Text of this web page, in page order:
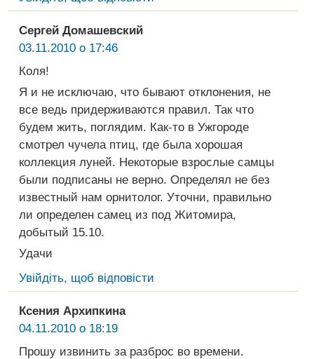
Сергей Домашевский
03.11.2010 о 17:46
Коля!
Я и не исключаю, что бывают отклонения, не
все ведь придерживаются правил. Так что
будем жить, поглядим. Как-то в Ужгороде
смотрел чучела птиц, где была хорошая
коллекция луней. Некоторые взрослые самцы
были подписаны не верно. Определял не без
известный нам орнитолог. Уточни, правильно
ли определен самец из под Житомира,
добытый 15.10.
Удачи
Увійдіть, щоб відповісти
Ксения Архипкина
04.11.2010 о 18:19
Прошу извинить за разброс во времени.